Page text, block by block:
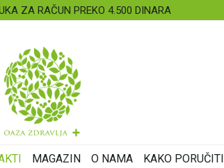
ZA RAČUN PREKO 4.500 DINARA
MAGAZIN O NAMA KAKO PORUČITI